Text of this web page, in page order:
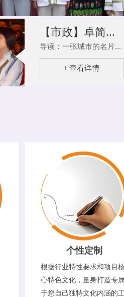
【市政】卓简...
导读：一张城市的名片...
+ 查看详情
个性定制
根据行业特性要求和项目
心特色文化，量身打造专
于您自己独特文化内涵的